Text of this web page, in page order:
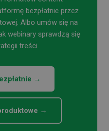
bezpłatnie przez
Albo umów się na
webinary sprawdzą się
treści.
→
→